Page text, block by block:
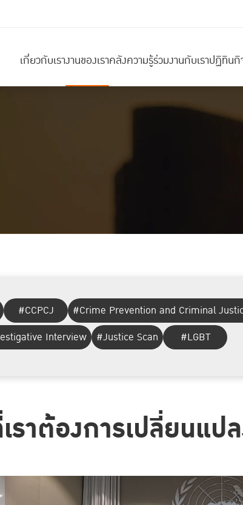
เกี่ยวกับเรางานของเราคลังความรู้ร่วมงานกับเราปฏิทินกิ
#CCPCJ
#Crime Prevention and Criminal
Interview #Justice Scan #LGBT
ราต้องการเปลี่ยนแป